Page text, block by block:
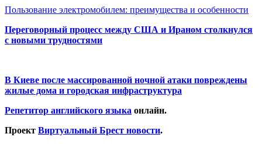
Пользование электромобилем: преимущества и особенности
Переговорный процесс между США и Ираном столкнулся
с новыми трудностями
В Киеве после массированной ночной атаки повреждены
жилые дома и городская инфраструктура
Репетитор английского языка онлайн.
Проект Виртуальный Брест новости.